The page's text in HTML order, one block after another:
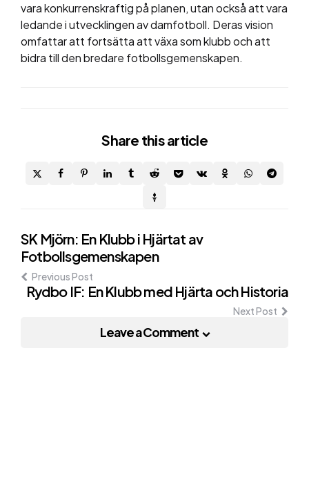
vara konkurrenskraftig på planen, utan också att vara
ledande i utvecklingen av damfotboll. Deras vision
omfattar att fortsätta att växa som klubb och att
bidra till den bredare fotbollsgemenskapen.
Share this article
Post
navigation
SK Mjörn: En Klubb i Hjärtat av
Fotbollsgemenskapen
Previous Post
Rydbo IF: En Klubb med Hjärta och Historia
Next Post
Leave a Comment